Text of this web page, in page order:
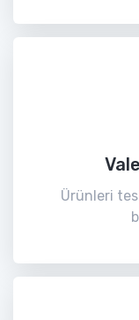
Ürünleri